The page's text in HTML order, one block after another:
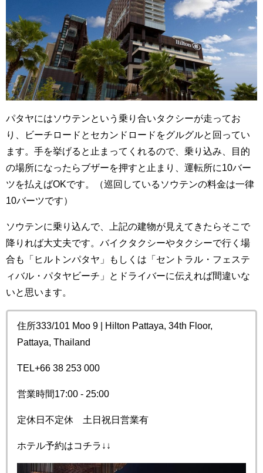
パタヤにはソウテンという乗り合いタクシーが走ってお
り、ビーチロードとセカンドロードをグルグルと回ってい
ます。手を挙げると止まってくれるので、乗り込み、目的
の場所になったらブザーを押すと止まり、運転所に10バー
ツを払えばOKです。（巡回しているソウテンの料金は一律
10バーツです）
ソウテンに乗り込んで、上記の建物が見えてきたらそこで
降りれば大丈夫です。バイクタクシーやタクシーで行く場
合も「ヒルトンパタヤ」もしくは 「セントラル・フェステ
ィバル・パタヤビーチ」とドライバーに伝えれば間違いな
いと思います。
住所333/101 Moo 9 | Hilton Pattaya, 34th Floor,
Pattaya, Thailand
TEL+66 38 253 000
営業時間17:00 - 25:00
定休日不定休 土日祝日営業有
ホテル予約はコチラ↓↓